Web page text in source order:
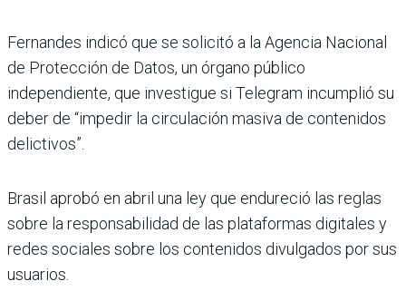
Fernandes indicó que se solicitó a la Agencia Nacional
de Protección de Datos, un órgano público
independiente, que investigue si Telegram incumplió su
deber de “impedir la circulación masiva de contenidos
delictivos”.
Brasil aprobó en abril una ley que endureció las reglas
sobre la responsabilidad de las plataformas digitales y
redes sociales sobre los contenidos divulgados por sus
usuarios.